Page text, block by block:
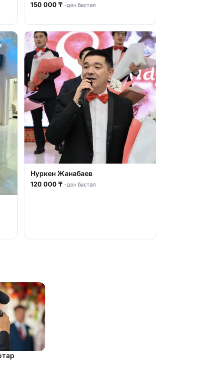
150 000 ₸ -ден бастап
Нуркен Жанабаев
120 000 ₸ -ден бастап